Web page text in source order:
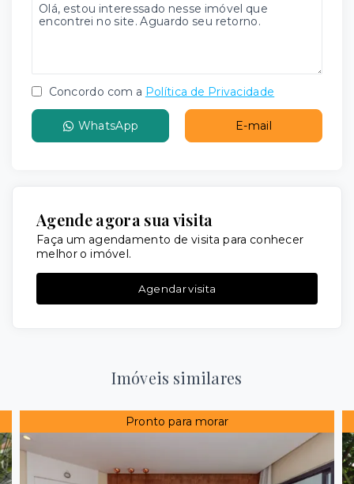
Concordo com a Política de Privacidade
WhatsApp E-mail
Agende agora sua visita
Faça um agendamento de visita para conhecer
melhor o imóvel.
Agendar visita
Imóveis similares
Pronto para morar